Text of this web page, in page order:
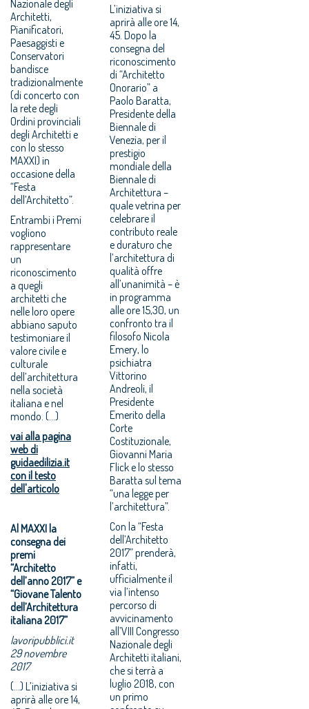
Nazionale degli
Architetti,
Pianificatori,
Paesaggisti e
Conservatori
bandisce
tradizionalmente
(di concerto con
la rete degli
Ordini provinciali
degli Architetti e
con lo stesso
MAXXI) in
occasione della
“Festa
dell’Architetto”.
Entrambi i Premi
vogliono
rappresentare
un
riconoscimento
a quegli
architetti che
nelle loro opere
abbiano saputo
testimoniare il
valore civile e
culturale
dell’architettura
nella società
italiana e nel
mondo. (...)
vai alla pagina
web di
guidaedilizia.it
con il testo
dell'articolo
Al MAXXI la
consegna dei
premi
“Architetto
dell’anno 2017” e
“Giovane Talento
dell’Architettura
italiana 2017”
lavoripubblici.it
29 novembre
2017
(...) L’iniziativa si
aprirà alle ore 14,
L’iniziativa si
aprirà alle ore 14,
45. Dopo la
consegna del
riconoscimento
di “Architetto
Onorario” a
Paolo Baratta,
Presidente della
Biennale di
Venezia, per il
prestigio
mondiale della
Biennale di
Architettura –
quale vetrina per
celebrare il
contributo reale
e duraturo che
l’architettura di
qualità offre
all’unanimità – è
in programma
alle ore 15,30, un
confronto tra il
filosofo Nicola
Emery, lo
psichiatra
Vittorino
Andreoli, il
Presidente
Emerito della
Corte
Costituzionale,
Giovanni Maria
Flick e lo stesso
Baratta sul tema
“una legge per
l’architettura”.
Con la “Festa
dell’Architetto
2017” prenderà,
infatti,
ufficialmente il
via l’intenso
percorso di
avvicinamento
all’VIII Congresso
Nazionale degli
Architetti italiani,
che si terrà a
luglio 2018, con
un primo